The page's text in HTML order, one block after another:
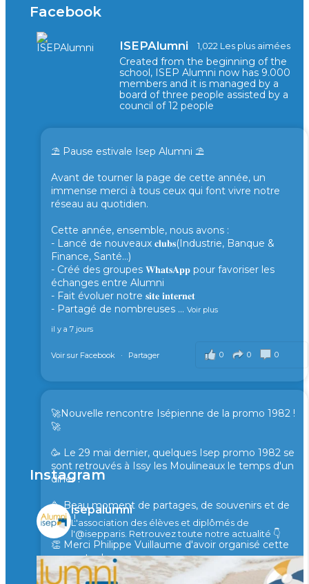
Facebook
ISEPAlumni 1,022 Les plus aimées
Created from the beginning of the
school, ISEP Alumni now has 9.000
members and it is managed by a
board of three people assisted by a
council of 12 people
⛱️ Pause estivale Isep Alumni ⛱️
Avant de tourner la page de cette année, un
immense merci à tous ceux qui font vivre notre
réseau au quotidien.
Cette année, ensemble, nous avons :
- Lancé de nouveaux 𝐜𝐥𝐮𝐛𝐬(Industrie, Banque &
Finance, Santé...)
- Créé des groupes 𝐖𝐡𝐚𝐭𝐬𝐀𝐩𝐩 pour favoriser les
échanges entre Alumni
- Fait évoluer notre 𝐬𝐢𝐭𝐞 𝐢𝐧𝐭𝐞𝐫𝐧𝐞𝐭
- Partagé de nombreuses ... Voir plus
il y a 7 jours
0 0 0
Voir sur Facebook · Partager
🚀Nouvelle rencontre Isépienne de la promo 1982 !
🚀
🥳 Le 29 mai dernier, quelques Isep promo 1982 se
sont retrouvés à Issy les Moulineaux le temps d'un
diner !
🥳 Beau moment de partages, de souvenirs et de
rires !
👏 Merci Philippe Vuillaume d'avoir organisé cette
rencontre !
il y a 2 mois
Instagram
isepalumni
L'association des élèves et diplômés de
l'@isepparis. Retrouvez toute notre actualité 👇